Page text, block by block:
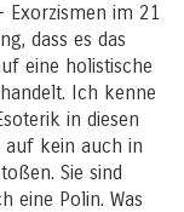
Exorzismen im 21
dass es das
eine holistische
Ich kenne
in diesen
auf kein auch in
Sie sind
eine Polin. Was